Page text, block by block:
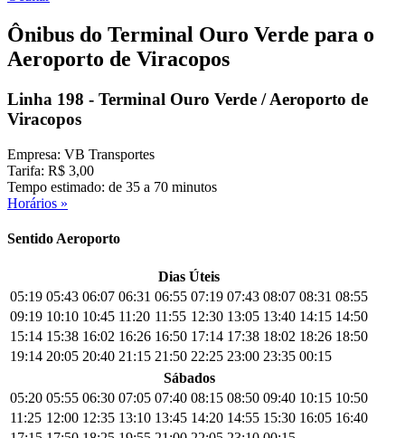
Ônibus do Terminal Ouro Verde para o
Aeroporto de Viracopos
Linha 198 - Terminal Ouro Verde / Aeroporto de
Viracopos
Empresa: VB Transportes
Tarifa: R$ 3,00
Tempo estimado: de 35 a 70 minutos
Horários »
Sentido Aeroporto
Dias Úteis
05:19 05:43 06:07 06:31 06:55 07:19 07:43 08:07 08:31 08:55
09:19 10:10 10:45 11:20 11:55 12:30 13:05 13:40 14:15 14:50
15:14 15:38 16:02 16:26 16:50 17:14 17:38 18:02 18:26 18:50
19:14 20:05 20:40 21:15 21:50 22:25 23:00 23:35 00:15
Sábados
05:20 05:55 06:30 07:05 07:40 08:15 08:50 09:40 10:15 10:50
11:25 12:00 12:35 13:10 13:45 14:20 14:55 15:30 16:05 16:40